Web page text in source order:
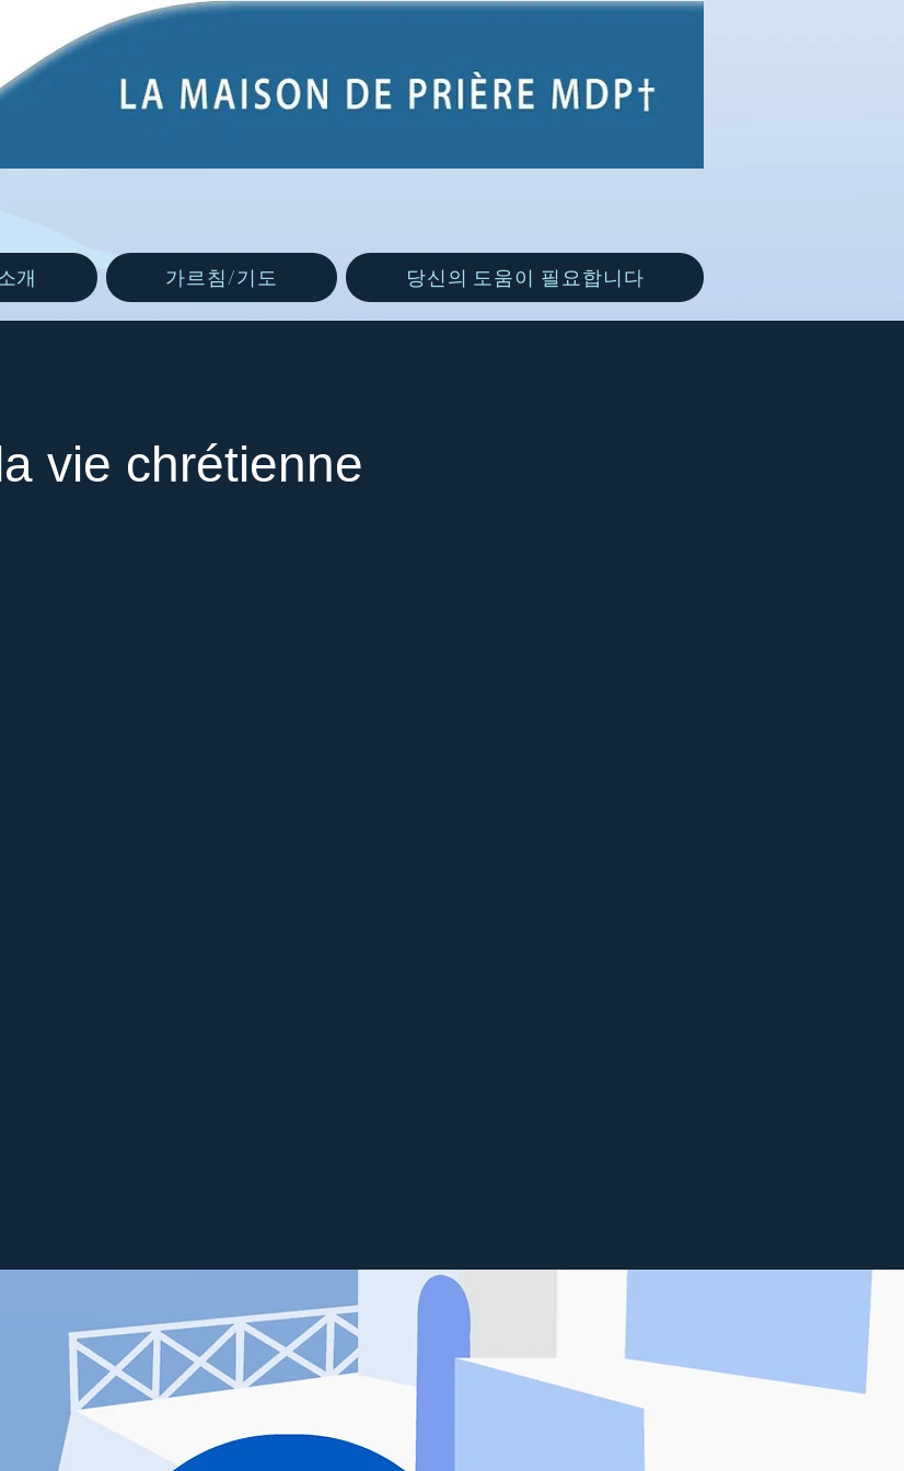
개 가르침/기도 당신의 도움이 필요합니다
vie chrétienne